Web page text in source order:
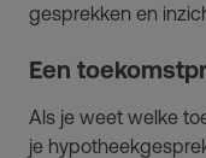
gesprekken en
Een
Als je weet welke
je